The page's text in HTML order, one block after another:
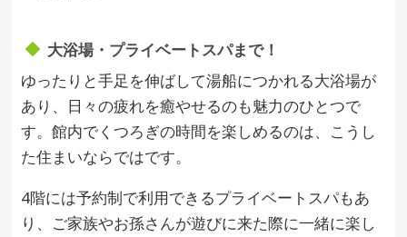
大浴場・プライベートスパまで！
ゆったりと手足を伸ばして湯船につかれる大浴場が
あり、日々の疲れを癒やせるのも魅力のひとつで
す。館内でくつろぎの時間を楽しめるのは、こうし
た住まいならではです。
4階には予約制で利用できるプライベートスパもあ
り、ご家族やお孫さんが遊びに来た際に一緒に楽し